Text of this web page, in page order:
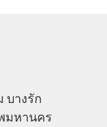
บางรัก
มหานคร